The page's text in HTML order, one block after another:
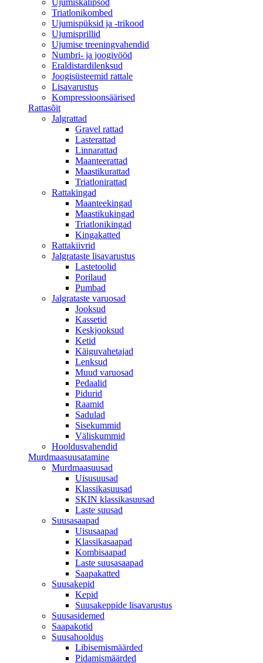
Ujumiskalipsod
Triatlonikombed
Ujumispüksid ja -trikood
Ujumisprillid
Ujumise treeningvahendid
Numbri- ja joogivööd
Eraldistardilenksud
Joogisüsteemid rattale
Lisavarustus
Kompressioonsäärised
Rattasõit
Jalgrattad
Gravel rattad
Lasterattad
Linnarattad
Maanteerattad
Maastikurattad
Triatlonirattad
Rattakingad
Maanteekingad
Maastikukingad
Triatlonikingad
Kingakatted
Rattakiivrid
Jalgrataste lisavarustus
Lastetoolid
Porilaud
Pumbad
Jalgrataste varuosad
Jooksud
Kassetid
Keskjooksud
Ketid
Käiguvahetajad
Lenksud
Muud varuosad
Pedaalid
Pidurid
Raamid
Sadulad
Sisekummid
Väliskummid
Hooldusvahendid
Murdmaasuusatamine
Murdmaasuusad
Uisusuusad
Klassikasuusad
SKIN klassikasuusad
Laste suusad
Suusasaapad
Uisusaapad
Klassikasaapad
Kombisaapad
Laste suusasaapad
Saapakatted
Suusakepid
Kepid
Suusakeppide lisavarustus
Suusasidemed
Saapakotid
Suusahooldus
Libisemismäärded
Pidamismäärded